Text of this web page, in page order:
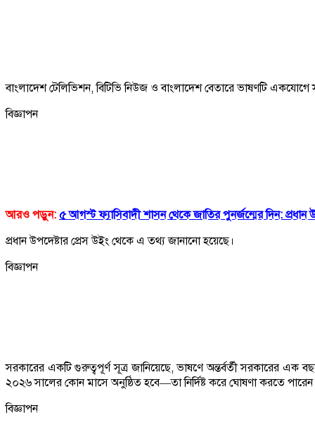
বাংলাদেশ টেলিভিশন, বিটিভি নিউজ ও বাংলাদেশ বেতারে ভাষণটি একযোগে
বিজ্ঞাপন
আরও পড়ুন: ৫ আগস্ট ফ্যাসিবাদী শাসন থেকে জাতির পুনর্জন্মের দিন: প্রধান
প্রধান উপদেষ্টার প্রেস উইং থেকে এ তথ্য জানানো হয়েছে।
বিজ্ঞাপন
সরকারের একটি গুরুত্বপূর্ণ সূত্র জানিয়েছে, ভাষণে অন্তর্বর্তী সরকারের এক
২০২৬ সালের কোন মাসে অনুষ্ঠিত হবে—তা নির্দিষ্ট করে ঘোষণা করতে পারেন
বিজ্ঞাপন